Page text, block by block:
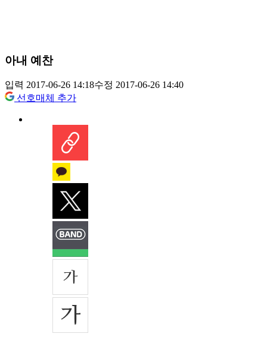
아내 예찬
입력 2017-06-26 14:18수정 2017-06-26 14:40
선호매체 추가